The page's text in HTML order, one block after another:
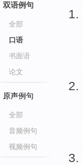
双语例句
全部
口语
书面语
论文
原声例句
全部
音频例句
视频例句